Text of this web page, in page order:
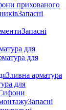
прихованого
Запасні
Запасні
для
для
Зливна арматура
для
Запасні